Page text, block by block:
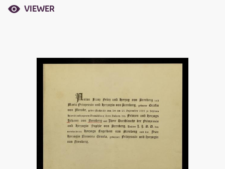
VIEWER